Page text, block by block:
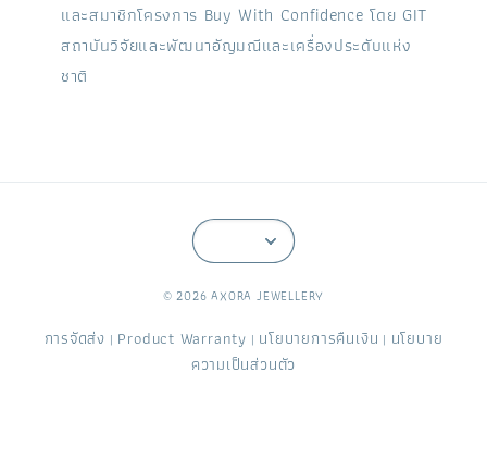
และสมาชิกโครงการ Buy With Confidence โดย GIT
สถาบันวิจัยและพัฒนาอัญมณีและเครื่องประดับแห่ง
ชาติ
© 2026 AXORA JEWELLERY
การจัดส่ง | Product Warranty | นโยบายการคืนเงิน | นโยบาย
ความเป็นส่วนตัว